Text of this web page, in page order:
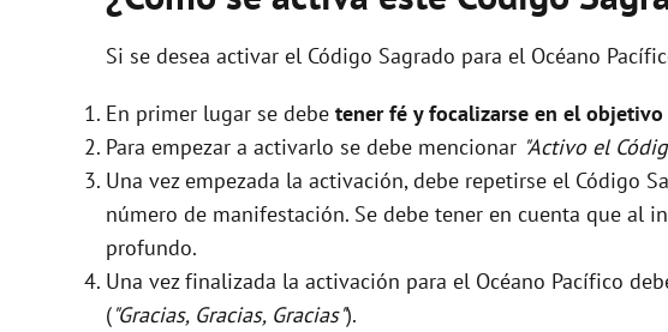
Si se desea activar el Código Sagrado para el Océano
En primer lugar se debe tener fé y focalizarse en el objetivo
Para empezar a activarlo se debe mencionar "Activo el
Una vez empezada la activación, debe repetirse el Código
número de manifestación. Se debe tener en cuenta que al
profundo.
Una vez finalizada la activación para el Océano Pacífico
("Gracias, Gracias, Gracias").